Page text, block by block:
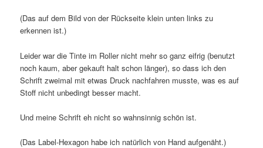
(Das auf dem Bild von der Rückseite klein unten links zu
erkennen ist.)
Leider war die Tinte im Roller nicht mehr so ganz eifrig (benutzt
noch kaum, aber gekauft halt schon länger), so dass ich den
Schrift zweimal mit etwas Druck nachfahren musste, was es auf
Stoff nicht unbedingt besser macht.
Und meine Schrift eh nicht so wahnsinnig schön ist.
(Das Label-Hexagon habe ich natürlich von Hand aufgenäht.)